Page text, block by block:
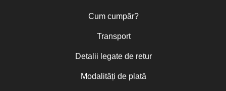
Cum cumpăr?
Transport
Detalii legate de retur
Modalități de plată